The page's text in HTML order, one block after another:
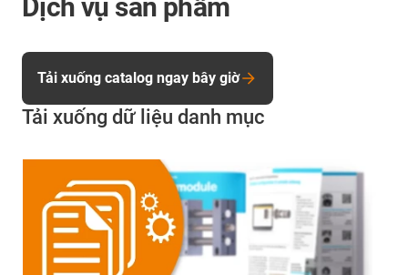
Dịch vụ sản phẩm
Tải xuống dữ liệu danh mục
Tải xuống catalog ngay bây giờ